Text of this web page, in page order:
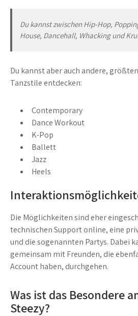
Du kannst zwischen Hip-Hop,
House, Dancehall, Whacking und
Du kannst aber auch andere,
Tanzstile entdecken:
Contemporary
Dance Workout
K-Pop
Ballett
Jazz
Heels
Die Möglichkeiten sind eher
technischen Support online, eine
und die sogenannten Partys. Dabei
gemeinsam mit Freunden, die
Account haben, durchgehen.
Was ist das Besondere
Steezy?